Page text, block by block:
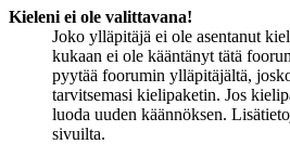
Kieleni ei ole valittavana!
Joko ylläpitäjä ei ole asentanut
kukaan ei ole kääntänyt tätä
pyytää foorumin ylläpitäjältä,
tarvitsemasi kielipaketin. Jos
luoda uuden käännöksen.
sivuilta.